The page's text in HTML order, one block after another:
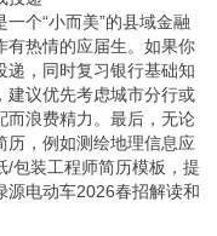
个“小而美”的县域金融
有热情的应届生。如果你
递，同时复习银行基础知
建议优先考虑城市分行或
而浪费精力。最后，无论
历，例如测绘地理信息应
/包装工程师简历模板 ，提
源电动车2026春招解读和